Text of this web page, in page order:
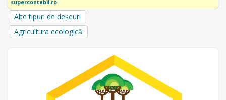
supercontabil.ro
Alte tipuri de deșeuri
Agricultura ecologică